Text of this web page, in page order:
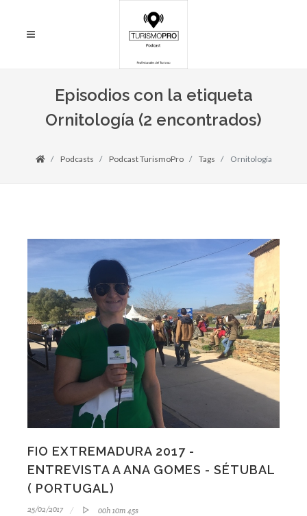
Episodios con la etiqueta
Ornitología (2 encontrados)
Podcasts Podcast TurismoPro Tags Ornitología
FIO EXTREMADURA 2017 -
ENTREVISTA A ANA GOMES - SÉTUBAL
( PORTUGAL)
25/02/2017 00h 10m 45s